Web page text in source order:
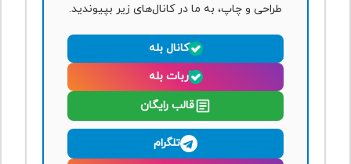
طراحی و چاپ، به ما در کانال‌های زیر بپیوندید.
کانال بله
ربات بله
قالب رایگان
تلگرام